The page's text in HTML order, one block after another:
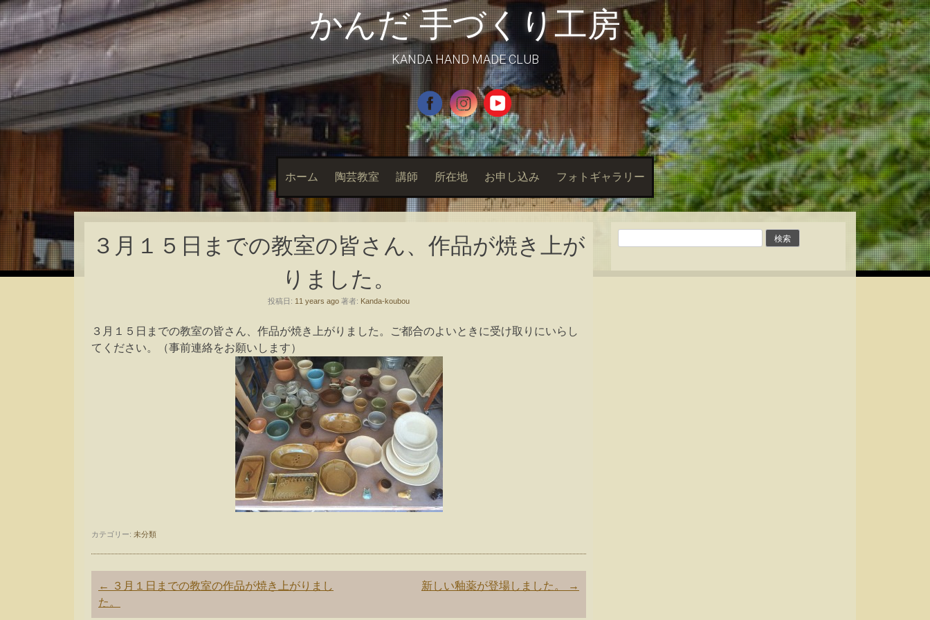
かんだ 手づくり工房
KANDA HAND MADE CLUB
ホーム 陶芸教室 講師 所在地 お申し込み フォトギャラリー
３月１５日までの教室の皆さん、作品が焼き上が
りました。
投稿日: 11 years ago 著者: Kanda-koubou
３月１５日までの教室の皆さん、作品が焼き上がりました。
ご都合のよいときに受け取りにいらし
てください。（事前連絡をお願いします）
カテゴリー: 未分類
投
稿
← ３月１日までの教室の作品が焼き上がりまし
た。
新しい釉薬が登場しました。 →